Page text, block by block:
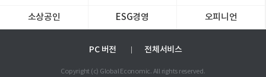
소상공인 ESG경영 오피니언
PC 버전 전체서비스
Copyright (c) Global Economic. All rights reserved.